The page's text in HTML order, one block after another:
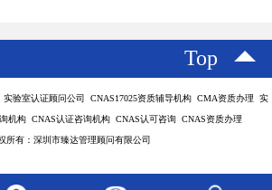
Top
验室认证顾问公司 CNAS17025资质辅导机构 CMA资质办理 实
机构 CNAS认证咨询机构 CNAS认可咨询 CNAS资质办理
所有：深圳市臻达管理顾问有限公司